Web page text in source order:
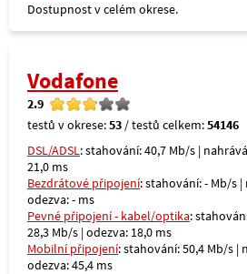
Dostupnost v celém okrese.
Vodafone
2.9
testů v okrese:53 / testů celkem:54146
DSL/ADSL: stahování: 40,7 Mb/s |
21,0 ms
Bezdrátové připojení: stahování: - Mb/s
odezva: - ms
Pevné připojení - kabel/optika:
28,3 Mb/s | odezva: 18,0 ms
Mobilní připojení: stahování: 50,4 Mb/s |
odezva: 45,4 ms